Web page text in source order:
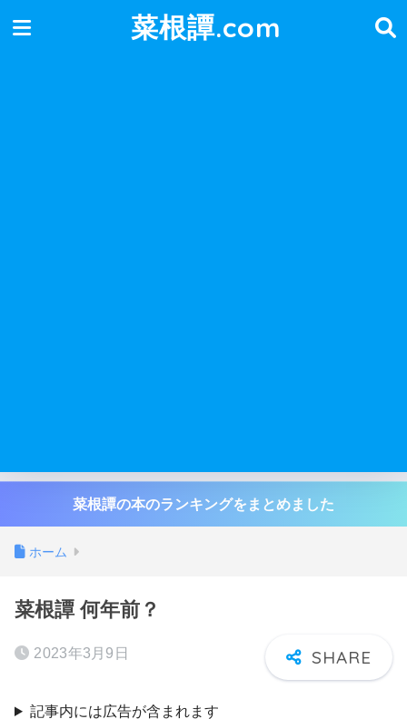
菜根譚.com
菜根譚の本のランキングをまとめました
ホーム
菜根譚 何年前？
2023年3月9日
記事内には広告が含まれます